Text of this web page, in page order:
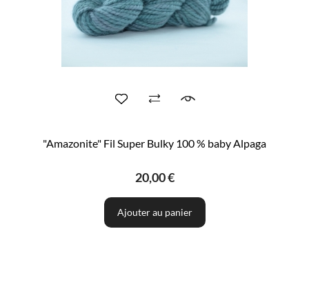
"Amazonite" Fil Super Bulky 100 % baby Alpaga
20,00 €
Ajouter au panier